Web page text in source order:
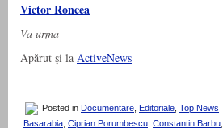
Victor Roncea
Va urma
Apărut și la ActiveNews
Posted in Documentare Editoriale Top News
Basarabia, Ciprian Porumbescu, Constantin Barbu,